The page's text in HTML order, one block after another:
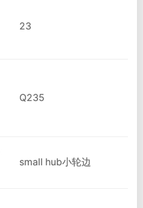
23
Q235
small hub小轮边